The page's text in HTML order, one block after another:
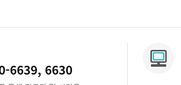
6639, 6630